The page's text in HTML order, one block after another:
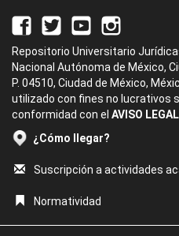
Repositorio Universitario
Nacional Autónoma de México,
P. 04510, Ciudad de México,
utilizado con fines no lucrativos
conformidad con el AVISO
¿Cómo llegar?
Suscripción a actividades
Normatividad